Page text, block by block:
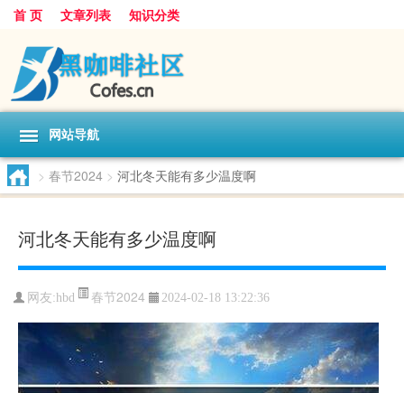
首 页 文章列表 知识分类
网站导航
> 春节2024 > 河北冬天能有多少温度啊
河北冬天能有多少温度啊
网友:hbd 春节2024 2024-02-18 13:22:36